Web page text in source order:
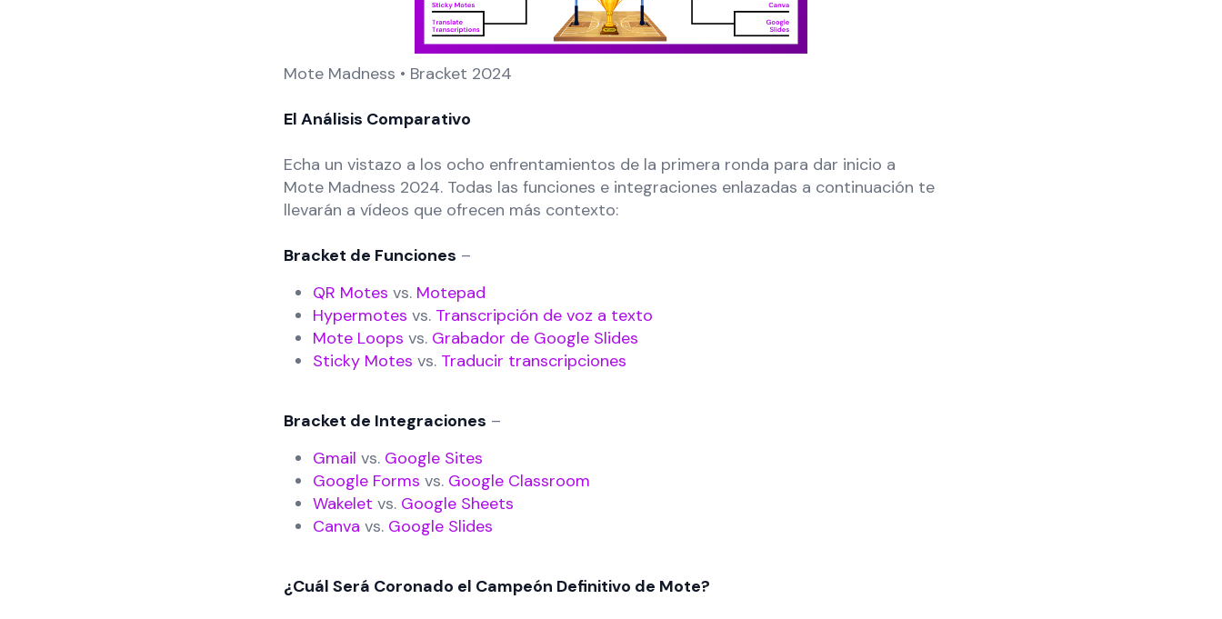
Mote Madness • Bracket 2024
El Análisis Comparativo
Echa un vistazo a los ocho enfrentamientos de la primera ronda para dar inicio a
Mote Madness 2024. Todas las funciones e integraciones enlazadas a continuación te
llevarán a vídeos que ofrecen más contexto:
Bracket de Funciones –
QR Motes vs. Motepad
Hypermotes vs. Transcripción de voz a texto
Mote Loops vs. Grabador de Google Slides
Sticky Motes vs. Traducir transcripciones
Bracket de Integraciones –
Gmail vs. Google Sites
Google Forms vs. Google Classroom
Wakelet vs. Google Sheets
Canva vs. Google Slides
¿Cuál Será Coronado el Campeón Definitivo de Mote?